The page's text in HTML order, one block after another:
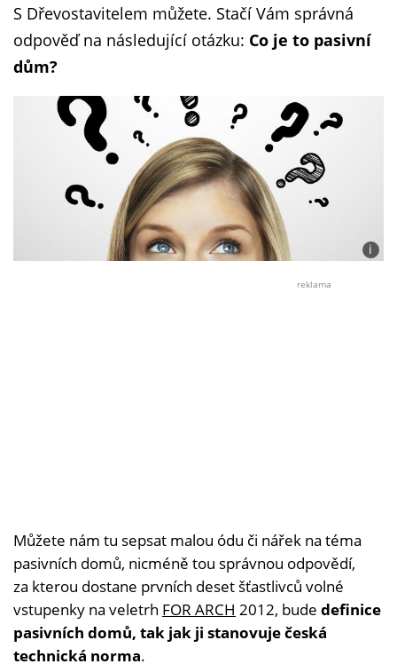
S Dřevostavitelem můžete. Stačí Vám správná
odpověď na následující otázku: Co je to pasivní
dům?
i
Foto:
reklama
Můžete nám tu sepsat malou ódu či nářek na téma
pasivních domů, nicméně tou správnou odpovědí,
za kterou dostane prvních deset šťastlivců volné
vstupenky na veletrh FOR ARCH 2012, bude definice
pasivních domů, tak jak ji stanovuje česká
technická norma.